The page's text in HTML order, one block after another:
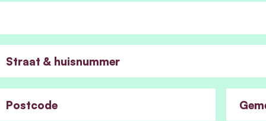
Straat & huisnummer
Postcode